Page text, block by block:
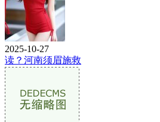
2025-10-27
读？河南须眉施救